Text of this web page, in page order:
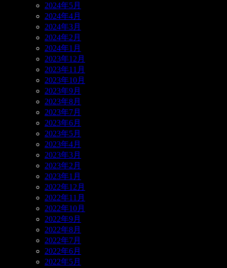
2024年5月
2024年4月
2024年3月
2024年2月
2024年1月
2023年12月
2023年11月
2023年10月
2023年9月
2023年8月
2023年7月
2023年6月
2023年5月
2023年4月
2023年3月
2023年2月
2023年1月
2022年12月
2022年11月
2022年10月
2022年9月
2022年8月
2022年7月
2022年6月
2022年5月